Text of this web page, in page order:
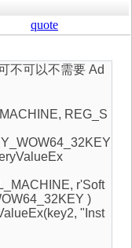
quote
不可以不需要 Ad
REG_S
r'Soft
)
"Inst